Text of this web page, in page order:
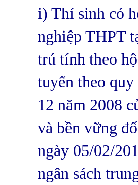
i) Thí sinh có
nghiệp THPT
trú tính theo
tuyển theo
12 năm 2008
và bền vững
ngày 05/02/
ngân sách